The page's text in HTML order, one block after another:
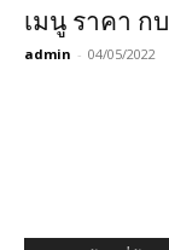
เมนู ราคา ก
admin - 04/05/2022